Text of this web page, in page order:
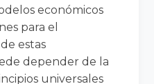
económicos
para el
estas
depender de la
universales